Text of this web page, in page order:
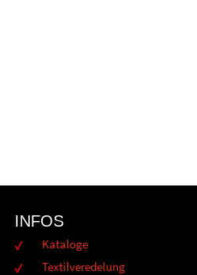
INFOS
Kataloge
Textilveredelung